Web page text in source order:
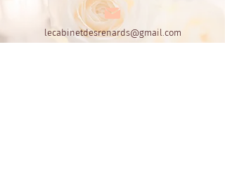
lecabinetdesrenards@gmail.com